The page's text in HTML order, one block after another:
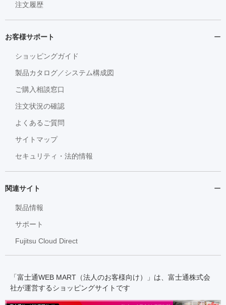
注文履歴
お客様サポート
ショッピングガイド
製品カタログ／システム構成図
ご購入相談窓口
注文状況の確認
よくあるご質問
サイトマップ
セキュリティ・法的情報
関連サイト
製品情報
サポート
Fujitsu Cloud Direct
「富士通WEB MART（法人のお客様向け）」は、富士通株式会
社が運営するショッピングサイトです